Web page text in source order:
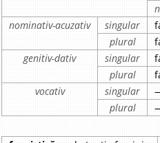
nominativ-acuzativ
singular
plural
genitiv-dativ
singular
plural
vocativ
singular
plural